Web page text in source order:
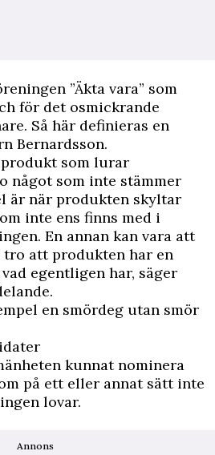
”Äkta vara” som
för det osmickrande
Så här definieras en
Bernardsson.
som lurar
något som inte stämmer
är när produkten skyltar
inte ens finns med i
En annan kan vara att
att produkten har en
egentligen har, säger
en smördeg utan smör
kunnat nominera
på ett eller annat sätt inte
lovar.
Annons